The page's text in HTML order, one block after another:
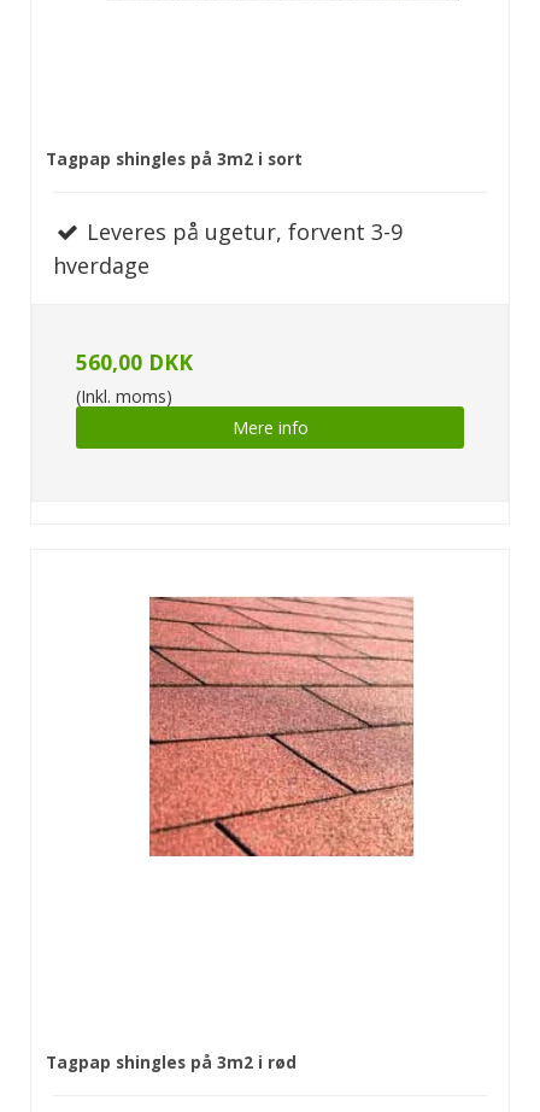
Tagpap shingles på 3m2 i sort
Leveres på ugetur, forvent 3-9
hverdage
560,00 DKK
(Inkl. moms)
Mere info
Tagpap shingles på 3m2 i rød